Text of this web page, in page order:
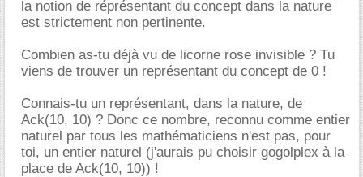
la notion de réprésentant du concept dans la nature
est strictement non pertinente.
Combien as-tu déjà vu de licorne rose invisible ? Tu
viens de trouver un représentant du concept de 0 !
Connais-tu un représentant, dans la nature, de
Ack(10, 10) ? Donc ce nombre, reconnu comme entier
naturel par tous les mathématiciens n'est pas, pour
toi, un entier naturel (j'aurais pu choisir gogolplex à la
place de Ack(10, 10)) !